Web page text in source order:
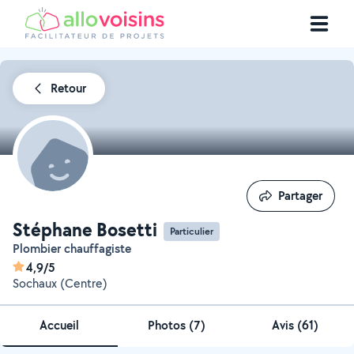
Retour
Stéphane Bosetti Particulier
Plombier chauffagiste
4,9/5
Sochaux (Centre)
Partager
Partager
Accueil Photos (7) Avis (61)